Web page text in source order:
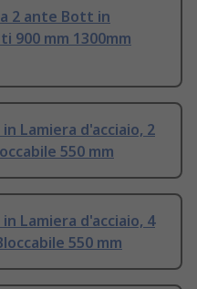
2 ante Bott in
900 mm 1300mm
Lamiera d'acciaio, 2
550 mm
Lamiera d'acciaio, 4
550 mm